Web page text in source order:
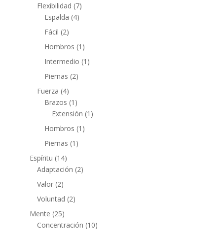
Flexibilidad (7)
Espalda (4)
Fácil (2)
Hombros (1)
Intermedio (1)
Piernas (2)
Fuerza (4)
Brazos (1)
Extensión (1)
Hombros (1)
Piernas (1)
Espíritu (14)
Adaptación (2)
Valor(2)
Voluntad (2)
Mente (25)
Concentración (10)